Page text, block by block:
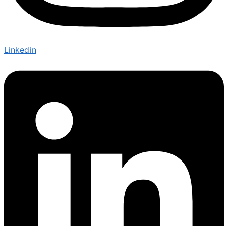
Linkedin